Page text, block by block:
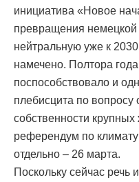
инициатива «Новое
превращения немецкой
нейтральную уже к
намечено. Полтора
поспособствовало и
плебисцита по вопросу
собственности
референдум по
отдельно – 26 марта.
Поскольку сейчас речь